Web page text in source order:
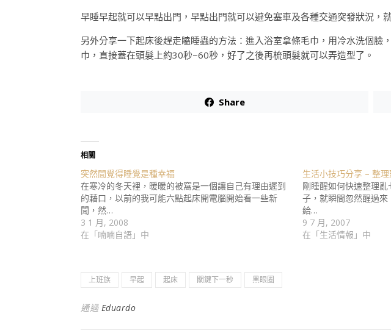
早睡早起就可以早點出門，早點出門就可以避免塞車及各種交通突發狀況，
另外分享一下起床後趕走瞌睡蟲的方法：進入浴室拿條毛巾，用冷水洗個
巾，直接蓋在頭髮上約30秒~60秒，好了之後再梳頭髮就可以弄造型了。
Share
相關
突然間覺得睡覺是種幸福
在寒冷的冬天裡，暖暖的被窩是一個讓自己有理由遲到
的藉口，以前的我可能六點起床開電腦開始看一些新
聞，然…
3 1 月, 2008
在「喃喃自語」中
生活小技巧分享 – 整
剛睡醒如何快速整理
子，就瞬間忽然醒過
給…
9 7 月, 2007
在「生活情報」中
上班族 早起 起床 關鍵下一秒 黑眼圈
通過 Eduardo